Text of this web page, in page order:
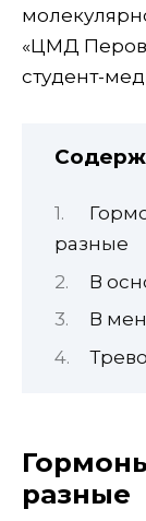
«ЦМД
студент-
разные
В
В
разные